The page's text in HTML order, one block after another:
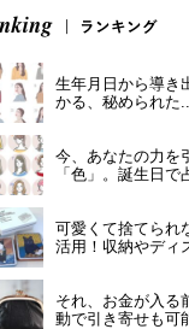
生年月日から導き
かる、秘められた
今、あなたの力を
「色」。誕生日で
可愛くて捨てられ
活用！収納やディ
それ、お金が入る
動で引き寄せも可